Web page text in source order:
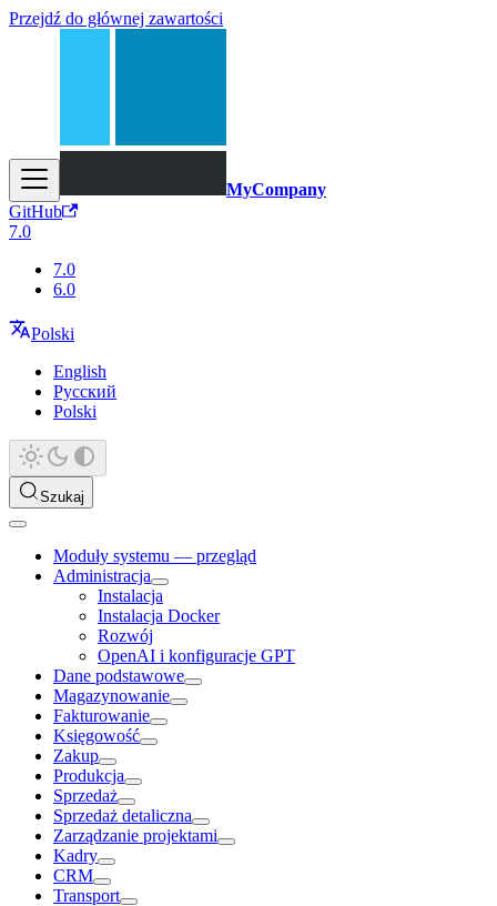
Przejdź do głównej zawartości
MyCompany
GitHub
7.0
7.0
6.0
Polski
English
Русский
Polski
Szukaj
Moduły systemu — przegląd
Administracja
Instalacja
Instalacja Docker
Rozwój
OpenAI i konfiguracje GPT
Dane podstawowe
Magazynowanie
Fakturowanie
Księgowość
Zakup
Produkcja
Sprzedaż
Sprzedaż detaliczna
Zarządzanie projektami
Kadry
CRM
Transport